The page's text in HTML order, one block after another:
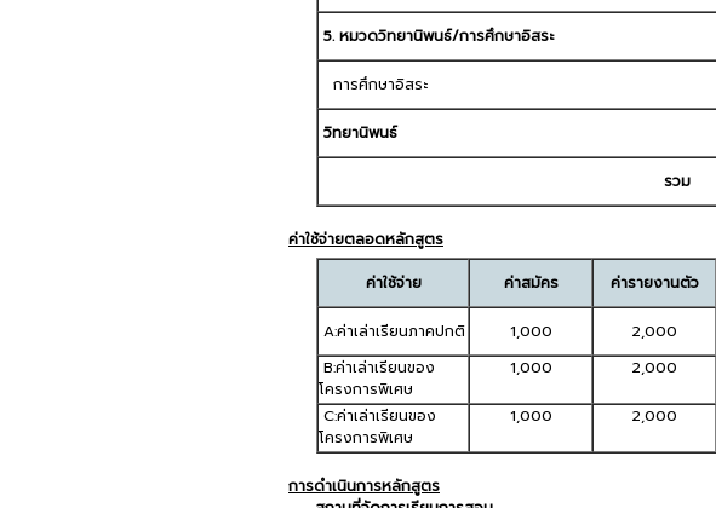
5. หมวดวิทยานิพนธ์/การศึกษาอิสระ
การศึกษาอิสระ
วิทยานิพนธ์
รวม
ค่าใช้จ่ายตลอดหลักสูตร
ค่าใช้จ่าย
ค่าสมัคร ค่ารายงานตัว
A:ค่าเล่าเรียนภาคปกติ 1,000 2,000
B:ค่าเล่าเรียนของ
โครงการพิเศษ
1,000 2,000
C:ค่าเล่าเรียนของ
โครงการพิเศษ
1,000 2,000
การดำเนินการหลักสูตร